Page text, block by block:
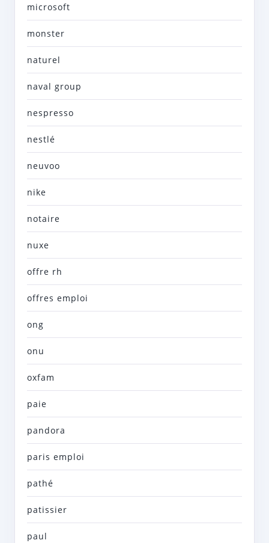
microsoft
monster
naturel
naval group
nespresso
nestlé
neuvoo
nike
notaire
nuxe
offre rh
offres emploi
ong
onu
oxfam
paie
pandora
paris emploi
pathé
patissier
paul